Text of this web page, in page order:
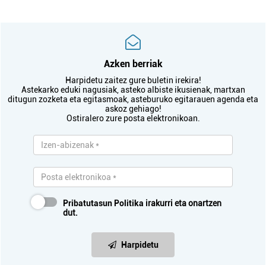
Azken berriak
Harpidetu zaitez gure buletin irekira!
Astekarko eduki nagusiak, asteko albiste ikusienak, martxan
ditugun zozketa eta egitasmoak, asteburuko egitarauen agenda eta
askoz gehiago!
Ostiralero zure posta elektronikoan.
Pribatutasun Politika irakurri eta onartzen
dut.
Harpidetu